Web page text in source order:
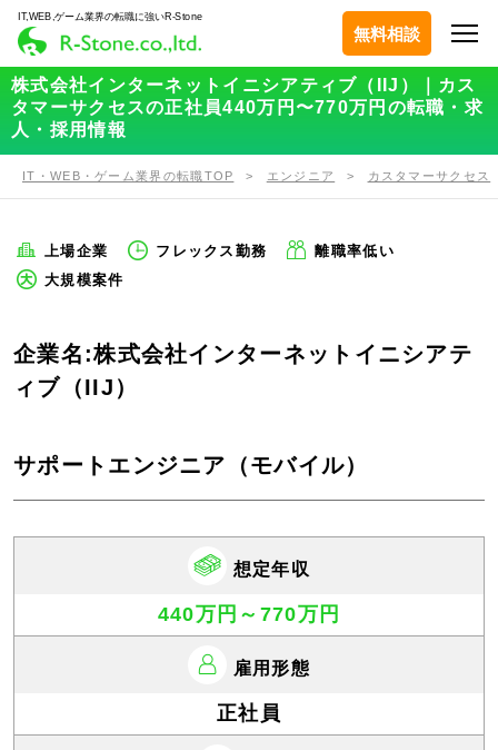
IT,WEB,ゲーム業界の転職に強いR-Stone
無料相談
株式会社インターネットイニシアティブ（IIJ）｜カス
タマーサクセスの正社員440万円〜770万円の転職・求
人・採用情報
IT・WEB・ゲーム業界の転職TOP エンジニア カスタマーサクセス
上場企業 フレックス勤務
離職率低い
大規模案件
企業名:株式会社インターネットイニシアテ
ィブ（IIJ）
サポートエンジニア（モバイル）
想定年収
440万円～770万円
雇用形態
正社員